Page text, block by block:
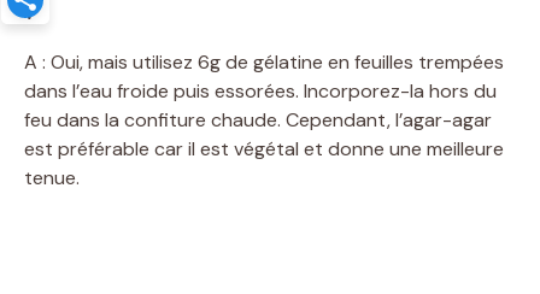
?
A : Oui, mais utilisez 6g de gélatine en feuilles trempées
dans l’eau froide puis essorées. Incorporez-la hors du
feu dans la confiture chaude. Cependant, l’agar-agar
est préférable car il est végétal et donne une meilleure
tenue.